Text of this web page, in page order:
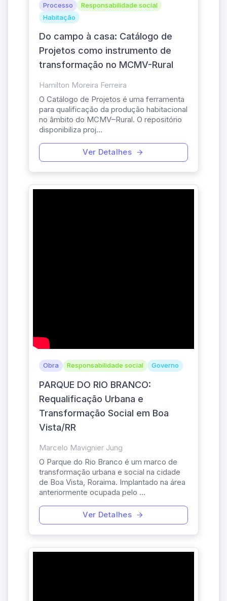
Processo
Responsabilidade social
Habitação
Do campo à casa: Catálogo de
Projetos como instrumento de
transformação no MCMV-Rural
Hamilton Moreira Ferreira
O Catálogo de Projetos é uma ferramenta
para qualificação da produção habitacional
no âmbito do MCMV–Rural. O repositório
disponibiliza proj...
Ver Detalhes
Obra Responsabilidade social Governo
PARQUE DO RIO BRANCO:
Requalificação Urbana e
Transformação Social em Boa
Vista/RR
Marcelo Mavignier Jung
O Parque do Rio Branco é um marco de
transformação urbana e social na cidade
de Boa Vista, Roraima. Implantado na área
anteriormente ocupada pelo ...
Ver Detalhes